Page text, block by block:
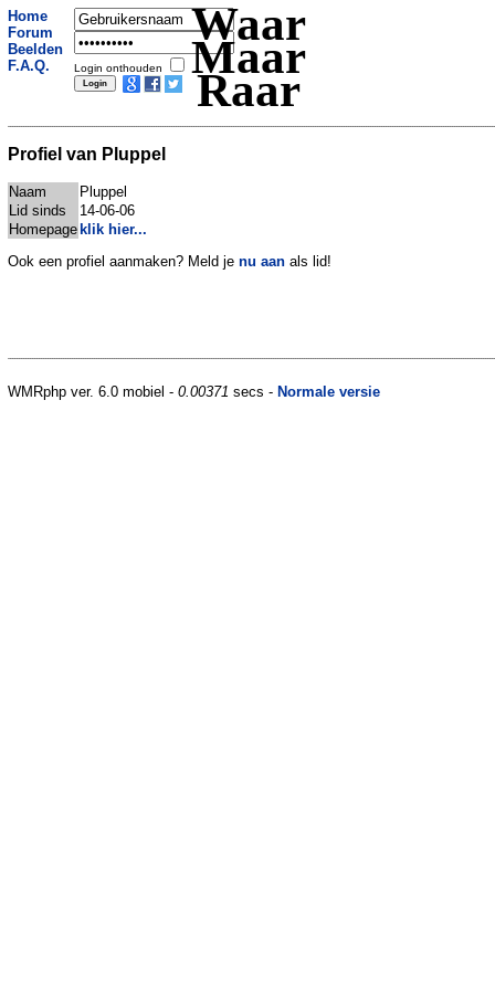
Home
Forum
Beelden
F.A.Q.
Login onthouden
Waar
Maar
Raar
Profiel van Pluppel
Naam
Pluppel
Lid sinds
14-06-06
Homepageklik hier...
Ook een profiel aanmaken? Meld je nu aan als lid!
WMRphp ver. 6.0 mobiel - 0.00371 secs - Normale versie